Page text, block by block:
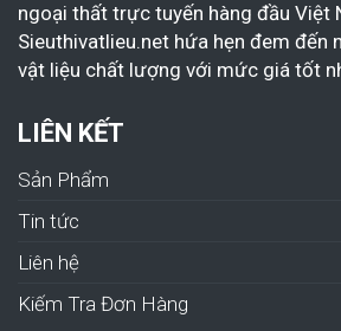
ngoại thất trực tuyến hàng đầu Việt
Sieuthivatlieu.net hứa hẹn đem đến
vật liệu chất lượng với mức giá tốt
LIÊN KẾT
Sản Phẩm
Tin tức
Liên hệ
Kiếm Tra Đơn Hàng